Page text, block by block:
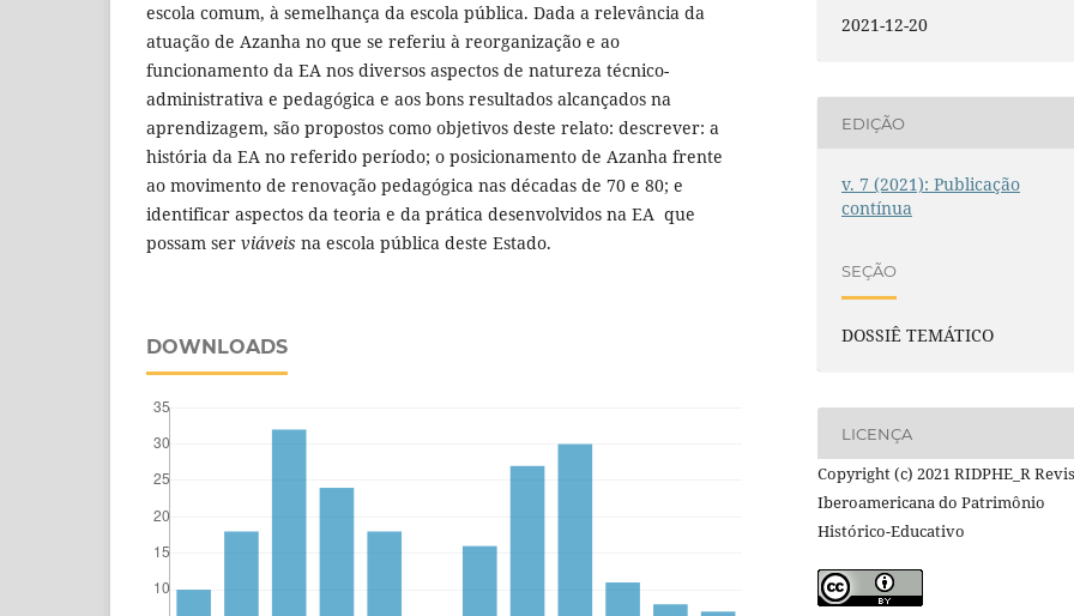
escola comum, à semelhança da escola pública. Dada a relevância da
atuação de Azanha no que se referiu à reorganização e ao
funcionamento da EA nos diversos aspectos de natureza técnico-
administrativa e pedagógica e aos bons resultados alcançados na
aprendizagem, são propostos como objetivos deste relato: descrever: a
história da EA no referido período; o posicionamento de Azanha frente
ao movimento de renovação pedagógica nas décadas de 70 e 80; e
identificar aspectos da teoria e da prática desenvolvidos na EA que
possam ser viáveis na escola pública deste Estado.
DOWNLOADS
2021-12-20
EDIÇÃO
v. 7 (2021): Publicação
contínua
SEÇÃO
DOSSIÊ TEMÁTICO
LICENÇA
Copyright (c) 2021 RIDPHE_R
Iberoamericana do Patrimônio
Histórico-Educativo